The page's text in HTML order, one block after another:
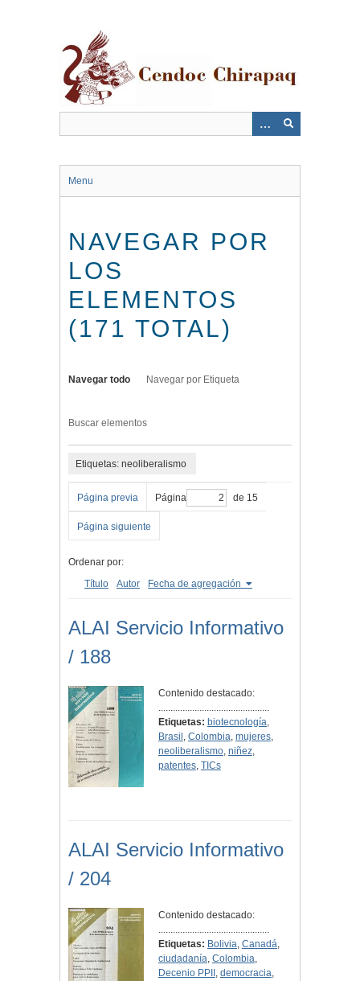
Menu
NAVEGAR POR
LOS
ELEMENTOS
(171 TOTAL)
Navegar todo Navegar por Etiqueta
Buscar elementos
Etiquetas: neoliberalismo
Página previa Página de 15
Página siguiente
Ordenar por:
Título
Autor Fecha de agregación
ALAI Servicio Informativo
/ 188
Contenido destacado:
..............................................
Etiquetas: biotecnología,
Brasil , Colombia, mujeres,
neoliberalismo, niñez,
patentes, TICs
ALAI Servicio Informativo
/ 204
Contenido destacado:
..............................................
Etiquetas: Bolivia, Canadá,
ciudadanía, Colombia,
Decenio PPII , democracia,